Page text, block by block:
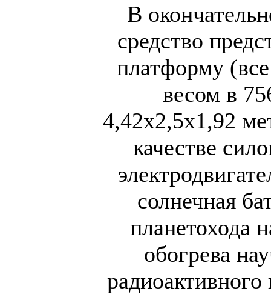
В
средство
платформу
весом в
4,42х2,5х1,92
качестве
солнечная
планетохода
обогрева